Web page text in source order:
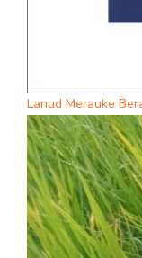
Lanud Merauke